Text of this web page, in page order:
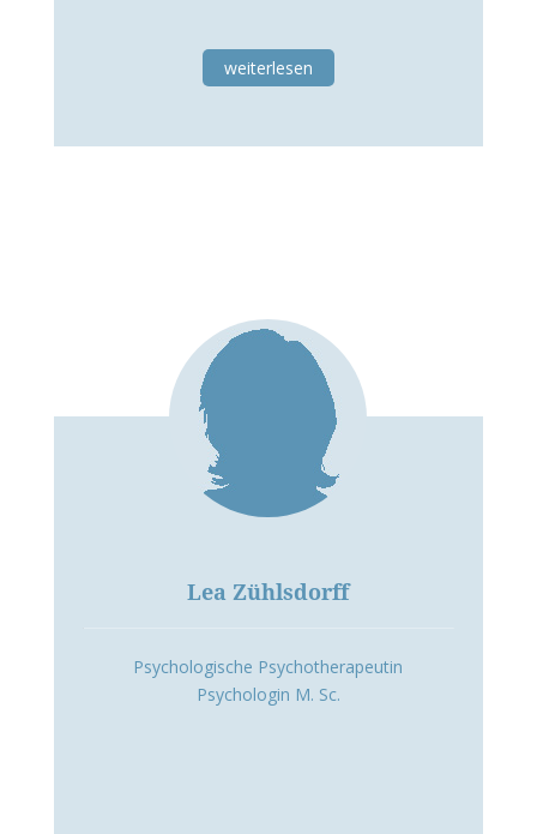
weiterlesen
Lea Zühlsdorff
Psychologische Psychotherapeutin
Psychologin M. Sc.